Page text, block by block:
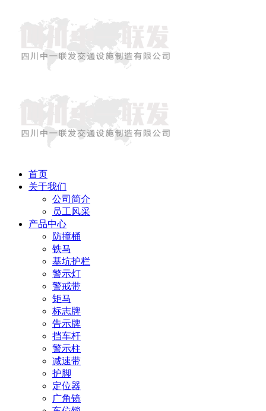
首页
关于我们
公司简介
员工风采
产品中心
防撞桶
铁马
基坑护栏
警示灯
警戒带
矩马
标志牌
告示牌
挡车杆
警示柱
减速带
护脚
定位器
广角镜